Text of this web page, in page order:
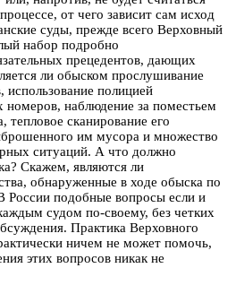
от чего зависит сам исход
суды, прежде всего Верховный
набор подробно
прецедентов, дающих
ли обыском прослушивание
полицией
номеров, наблюдение за поместьем
тепловое сканирование его
им мусора и множество
ситуаций. А что должно
Скажем, являются ли
обнаруженные в ходе обыска по
России подобные вопросы если и
судом по-своему, без четких
Практика Верховного
ничем не может помочь,
этих вопросов никак не